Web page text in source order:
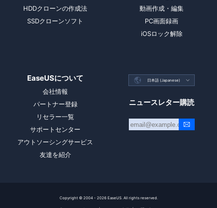
HDDクローンの作成法
SSDクローンソフト
動画作成・編集
PC画面録画
iOSロック解除
EaseUSについて
会社情報
パートナー登録
リセラー一覧
サポートセンター
アウトソーシングサービス
友達を紹介
 日本語 (Japanese) 
ニュースレター購読
Copyright © 2004 - 2026EaseUS. All rights reserved.